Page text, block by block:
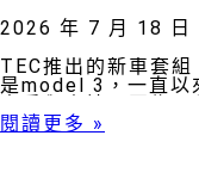
2026 年 7 月 18 日
TEC推出的新車套
是model 3，一直以
熱紙， m3套裝一推
閱讀更多 »